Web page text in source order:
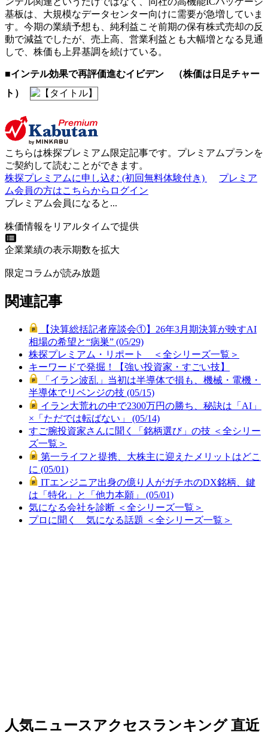
基板は、大規模なデータセンター向けに需要が急増していま
す。今期の業績予想も、純利益こそ前期の保有株式売却の反
動で減益でしたが、売上高、営業利益とも大幅増となる見通
しで、株価も上昇基調を続けている。
■インテル効果で再評価進むイビデン （株価は日足チャー
ト）
こちらは株探プレミアム限定記事です。プレミアムプランを
ご契約して読むことができます。
株探プレミアムに申し込む (初回無料体験付き)
プレミア
ム会員の方はこちらからログイン
プレミアム会員になると...
株価情報をリアルタイムで提供
企業業績の表示期数を拡大
限定コラムが読み放題
関連記事
【決算総括記者座談会①】26年3月期決算が映すAI
相場の希望と“病巣” (05/29)
株探プレミアム・リポート ＜全シリーズ一覧＞
キーワードで発掘！【強い投資家・すごい技】
「イラン波乱」当初は半導体で損も、機械・電機・
半導体でリベンジの技 (05/15)
イラン大荒れの中で2300万円の勝ち、秘訣は「AI」
×「ただでは転ばない」 (05/14)
すご腕投資家さんに聞く「銘柄選び」の技 ＜全シリー
ズ一覧＞
第一ライフと提携、大株主に迎えたメリットはどこ
に (05/01)
ITエンジニア出身の億り人がガチホのDX銘柄、鍵
は「特化」と「他力本願」 (05/01)
気になる会社を診断 ＜全シリーズ一覧＞
プロに聞く 気になる話題 ＜全シリーズ一覧＞
人気ニュースアクセスランキング 直近